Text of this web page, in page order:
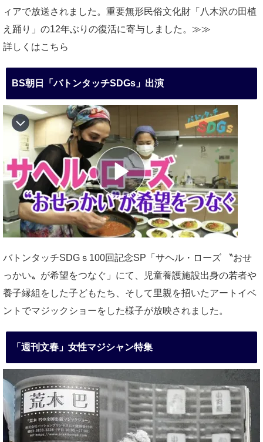
ィアで放送されました。重要無形民俗文化財「八木沢の田植
え踊り」の12年ぶりの復活に寄与しました。≫≫
詳しくはこちら
BS朝日「バトンタッチSDGs」出演
バトンタッチSDGｓ100回記念SP「サヘル・ローズ 〝おせ
っかい〟が希望をつなぐ」にて、児童養護施設出身の若者や
養子縁組をした子どもたち、そして里親を招いたアートイベ
ントでマジックショーをした様子が放映されました。
「週刊文春」女性マジシャン特集